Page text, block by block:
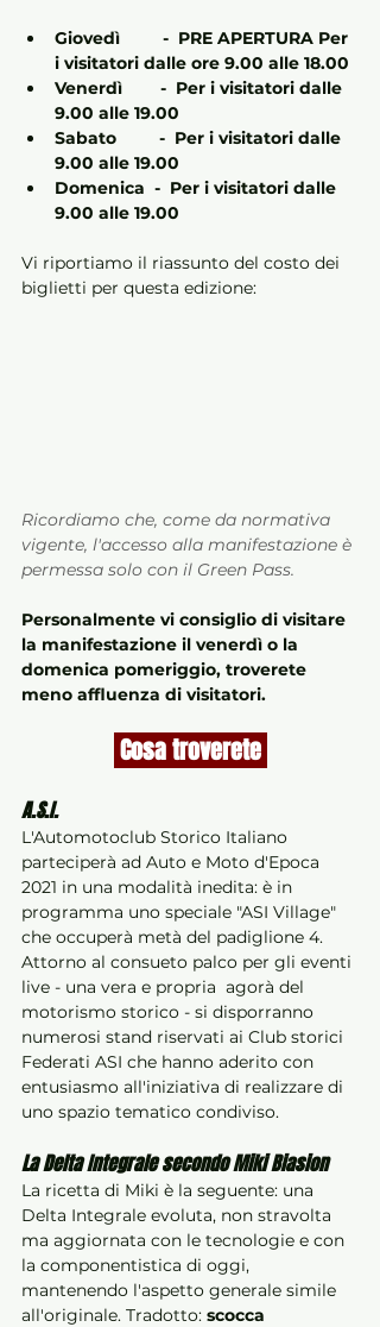
Giovedì         -  PRE APERTURA Per
i visitatori dalle ore 9.00 alle 18.00
Venerdì        -  Per i visitatori dalle
9.00 alle 19.00
Sabato         -  Per i visitatori dalle
9.00 alle 19.00
Domenica  -  Per i visitatori dalle
9.00 alle 19.00
Vi riportiamo il riassunto del costo dei
biglietti per questa edizione:
Ricordiamo che, come da normativa
vigente, l'accesso alla manifestazione è
permessa solo con il Green Pass.
Personalmente vi consiglio di visitare
la manifestazione il venerdì o la
domenica pomeriggio, troverete
meno affluenza di visitatori.
Cosa troverete
A.S.I.
L'Automotoclub Storico Italiano
parteciperà ad Auto e Moto d'Epoca
2021 in una modalità inedita: è in
programma uno speciale "ASI Village"
che occuperà metà del padiglione 4.
Attorno al consueto palco per gli eventi
live - una vera e propria  agorà del
motorismo storico - si disporranno
numerosi stand riservati ai Club storici
Federati ASI che hanno aderito con
entusiasmo all'iniziativa di realizzare di
uno spazio tematico condiviso.
La Delta Integrale secondo Miki Biasion
La ricetta di Miki è la seguente: una
Delta Integrale evoluta, non stravolta
ma aggiornata con le tecnologie e con
la componentistica di oggi,
mantenendo l'aspetto generale simile
all'originale. Tradotto: scocca